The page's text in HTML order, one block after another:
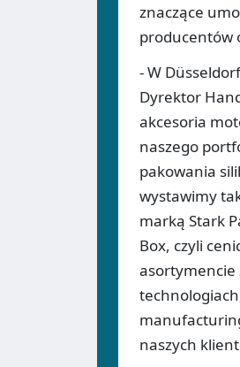
znaczące
producentów
- W
Dyrektor
akcesoria
naszego
pakowania
wystawimy
marką Stark
Box, czyli
asortymencie
naszych